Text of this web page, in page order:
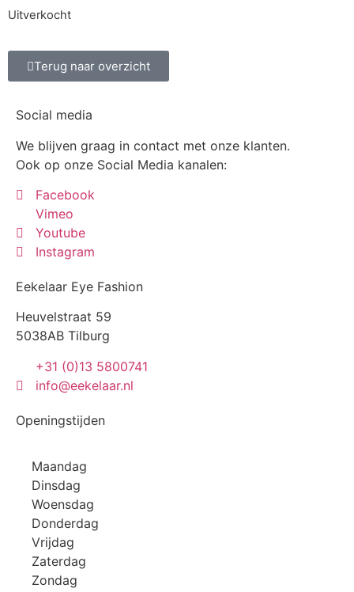
Uitverkocht
Terug naar overzicht
Social media
We blijven graag in contact met onze klanten.
Ook op onze Social Media kanalen:
Facebook
Vimeo
Youtube
Instagram
Eekelaar Eye Fashion
Heuvelstraat 59
5038AB Tilburg
+31 (0)13 5800741
info@eekelaar.nl
Openingstijden
Maandag
Dinsdag
Woensdag
Donderdag
Vrijdag
Zaterdag
Zondag